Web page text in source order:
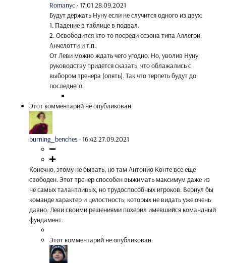
Romanyc ·17:01 28.09.2021
Будут держать Нуну если не случится одного из двух:
1. Падение в таблице в подвал.
2. Освободится кто-то посреди сезона типа Аллегри,
Анчелотти и т.п.
От Леви можно ждать чего угодно. Но, уволив Нуну,
руководству придется сказать, что облажались с
выбором тренера (опять). Так что терпеть будут до
последнего.
Этот комментарий не опубликован.
burning_benches ·16:42 27.09.2021
Конечно, этому не бывать, но там Антонио Конте все еще
свободен. Этот тренер способен выжимать максимум даже из
не самых талантливых, но трудоспособных игроков. Вернул бы
команде характер и целостность, которых не видать уже очень
давно. Леви своими решениями похерил имевшийся командный
фундамент.
Этот комментарий не опубликован.